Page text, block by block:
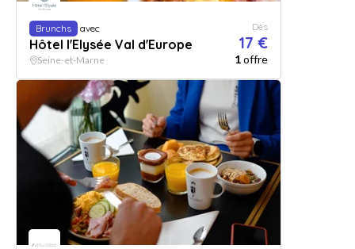
Brunchs avec
Hôtel l'Elysée Val d'Europe
Dès
17 €
Seine-et-Marne 1offre